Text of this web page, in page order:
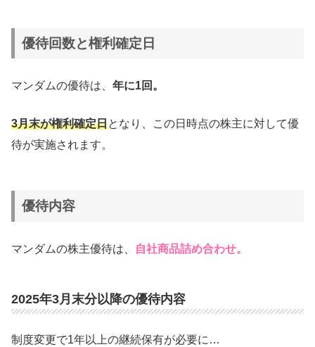
優待回数と権利確定日
マンダムの優待は、 年に1回。
3月末が権利確定日となり、この日時点の株主に対して優
待が実施されます。
優待内容
マンダムの株主優待は、 自社商品詰め合わせ。
2025年3月末分以降の優待内容
制度変更で1年以上の継続保有が必要に…